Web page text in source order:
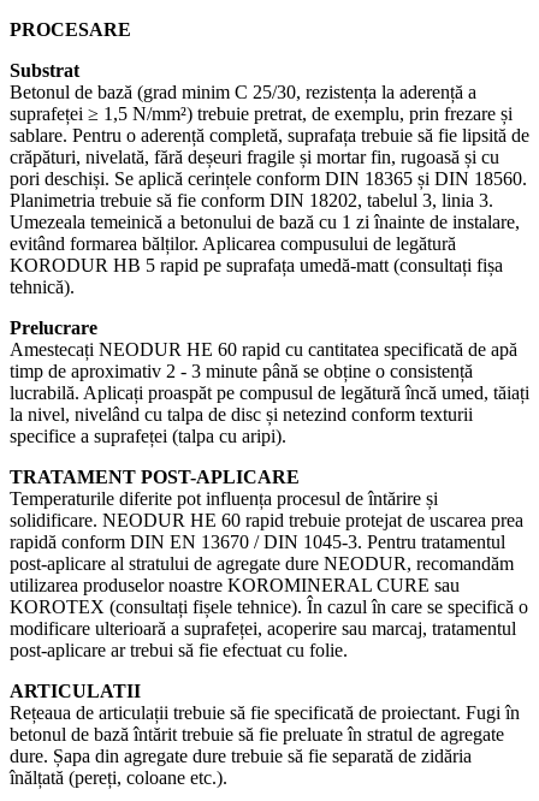
PROCESARE
Substrat
Betonul de bază (grad minim C 25/30, rezistența la aderență a
suprafeței ≥ 1,5 N/mm²) trebuie pretrat, de exemplu, prin frezare și
sablare. Pentru o aderență completă, suprafața trebuie să fie lipsită de
crăpături, nivelată, fără deșeuri fragile și mortar fin, rugoasă și cu
pori deschiși. Se aplică cerințele conform DIN 18365 și DIN 18560.
Planimetria trebuie să fie conform DIN 18202, tabelul 3, linia 3.
Umezeala temeinică a betonului de bază cu 1 zi înainte de instalare,
evitând formarea bălților. Aplicarea compusului de legătură
KORODUR HB 5 rapid pe suprafața umedă-matt (consultați fișa
tehnică).
Prelucrare
Amestecați NEODUR HE 60 rapid cu cantitatea specificată de apă
timp de aproximativ 2 - 3 minute până se obține o consistență
lucrabilă. Aplicați proaspăt pe compusul de legătură încă umed, tăiați
la nivel, nivelând cu talpa de disc și netezind conform texturii
specifice a suprafeței (talpa cu aripi).
TRATAMENT POST-APLICARE
Temperaturile diferite pot influența procesul de întărire și
solidificare. NEODUR HE 60 rapid trebuie protejat de uscarea prea
rapidă conform DIN EN 13670 / DIN 1045-3. Pentru tratamentul
post-aplicare al stratului de agregate dure NEODUR, recomandăm
utilizarea produselor noastre KOROMINERAL CURE sau
KOROTEX (consultați fișele tehnice). În cazul în care se specifică o
modificare ulterioară a suprafeței, acoperire sau marcaj, tratamentul
post-aplicare ar trebui să fie efectuat cu folie.
ARTICULATII
Rețeaua de articulații trebuie să fie specificată de proiectant. Fugi în
betonul de bază întărit trebuie să fie preluate în stratul de agregate
dure. Șapa din agregate dure trebuie să fie separată de zidăria
înălțată (pereți, coloane etc.).